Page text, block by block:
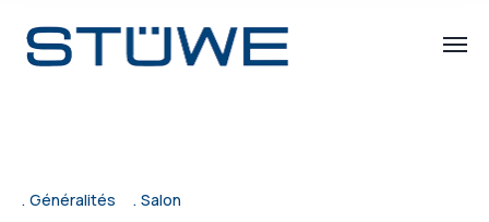
Généralités Salon